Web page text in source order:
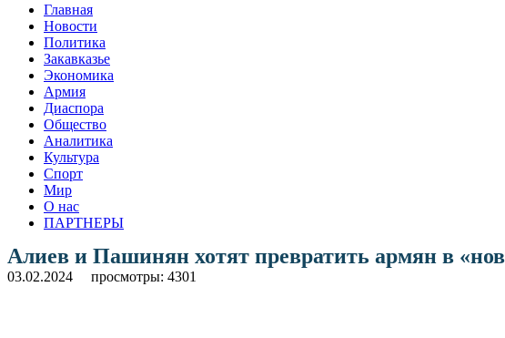
Главная
Новости
Политика
Закавказье
Экономика
Армия
Диаспора
Общество
Аналитика
Культура
Спорт
Мир
О нас
ПАРТНЕРЫ
Алиев и Пашинян хотят превратить армян в
03.02.2024 просмотры: 4301